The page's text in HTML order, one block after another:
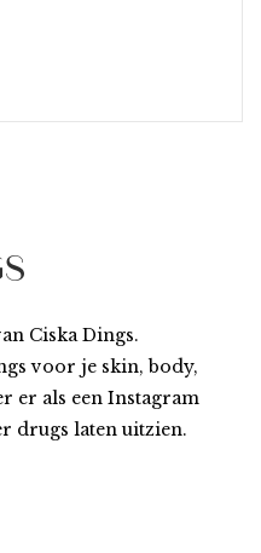
Ciska Dings.
voor je skin, body,
er als een Instagram
drugs laten uitzien.